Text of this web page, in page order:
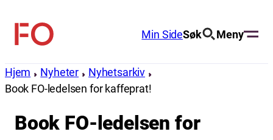
innhold
FO
Min SideSøk Meny
Hjem Nyheter
Nyhetsarkiv
Book FO-ledelsen for kaffeprat!
Book FO-ledelsen for